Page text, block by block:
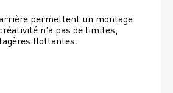
permettent un montage
n'a pas de limites,
flottantes.